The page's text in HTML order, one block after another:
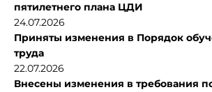
пятилетнего плана ЦДИ
24.07.2026
Приняты изменения в Порядок
труда
22.07.2026
Внесены изменения в требования